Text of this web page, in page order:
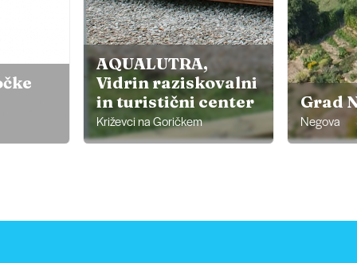
AQUALUTRA,
Vidrin raziskovalni
in turistični center
Križevci na Goričkem
Grad
Negova